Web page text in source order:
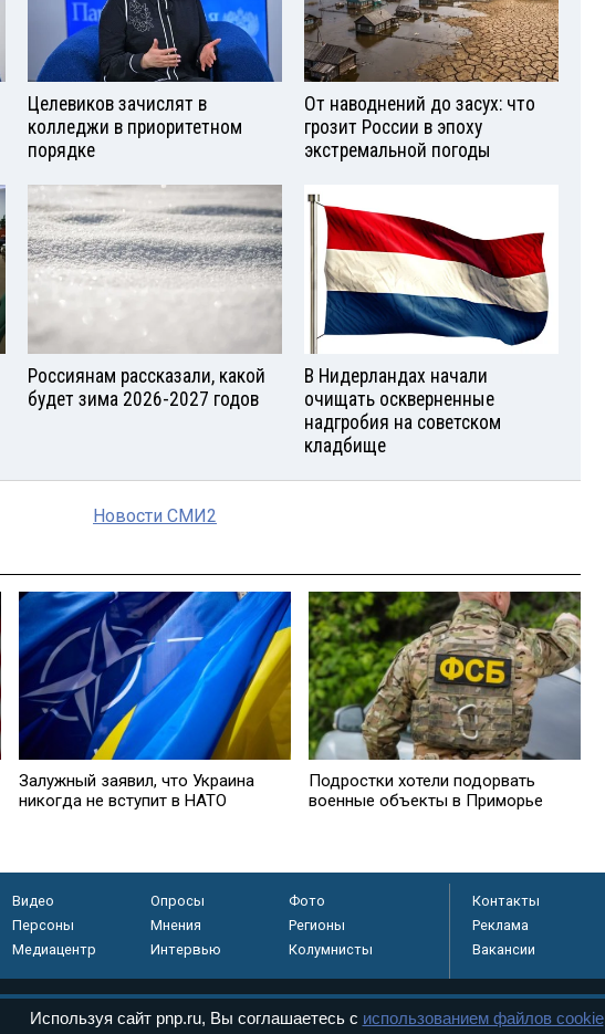
Целевиков зачислят в
колледжи в приоритетном
порядке
От наводнений до засух: что
грозит России в эпоху
экстремальной погоды
Россиянам рассказали, какой
будет зима 2026-2027 годов
В Нидерландах начали
очищать оскверненные
надгробия на советском
кладбище
Новости СМИ2
Залужный заявил, что Украина
никогда не вступит в НАТО
Подростки хотели подорвать
военные объекты в Приморье
Видео Опросы
Фото
Персоны
Мнения
Регионы
Медиацентр
Интервью Колумнисты
Контакты
Реклама
Вакансии
Используя сайт pnp.ru, Вы соглашаетесь с использованием файлов cookie